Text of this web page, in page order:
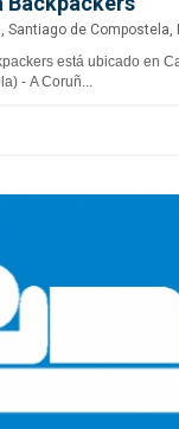
Santiago de Compostela,
está ubicado en
- A Coruñ...